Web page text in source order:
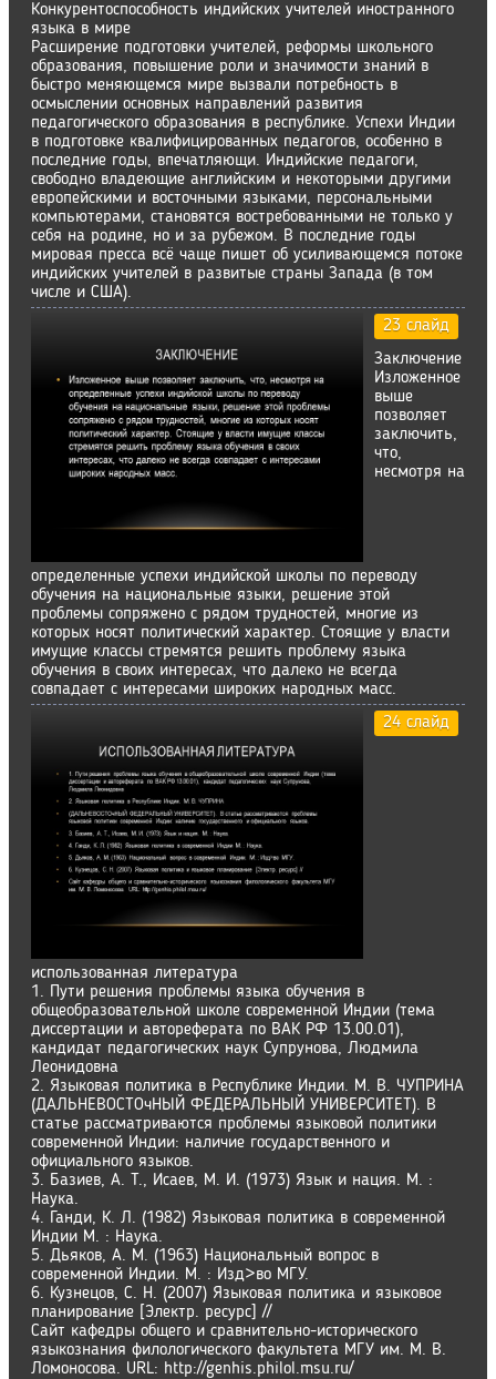
Конкурентоспособность индийских учителей иностранного
языка в мире
Расширение подготовки учителей, реформы школьного
образования, повышение роли и значимости знаний в
быстро меняющемся мире вызвали потребность в
осмыслении основных направлений развития
педагогического образования в республике. Успехи Индии
в подготовке квалифицированных педагогов, особенно в
последние годы, впечатляющи. Индийские педагоги,
свободно владеющие английским и некоторыми другими
европейскими и восточными языками, персональными
компьютерами, становятся востребованными не только у
себя на родине, но и за рубежом. В последние годы
мировая пресса всё чаще пишет об усиливающемся потоке
индийских учителей в развитые страны Запада (в том
числе и США).
23 слайд
Заключение
Изложенное
выше
позволяет
заключить,
что,
несмотря на
определенные успехи индийской школы по переводу
обучения на национальные языки, решение этой
проблемы сопряжено с рядом трудностей, многие из
которых носят политический характер. Стоящие у власти
имущие классы стремятся решить проблему языка
обучения в своих интересах, что далеко не всегда
совпадает с интересами широких народных масс.
24 слайд
использованная литература
1. Пути решения проблемы языка обучения в
общеобразовательной школе современной Индии (тема
диссертации и автореферата по ВАК РФ 13.00.01),
кандидат педагогических наук Супрунова, Людмила
Леонидовна
2. Языковая политика в Республике Индии. М. В. ЧУПРИНА
(ДАЛЬНЕВОСТОчНЫЙ ФЕДЕРАЛЬНЫЙ УНИВЕРСИТЕТ). В
статье рассматриваются проблемы языковой политики
современной Индии: наличие государственного и
официального языков.
3. Базиев, А. Т., Исаев, М. И. (1973) Язык и нация. М. :
Наука.
4. Ганди, К. Л. (1982) Языковая политика в современной
Индии М. : Наука.
5. Дьяков, А. М. (1963) Национальный вопрос в
современной Индии. М. : Изд>во МГУ.
6. Кузнецов, С. Н. (2007) Языковая политика и языковое
планирование [Электр. ресурс] //
Сайт кафедры общего и сравнительно-исторического
языкознания филологического факультета МГУ им. М. В.
Ломоносова. URL: http://genhis.philol.msu.ru/